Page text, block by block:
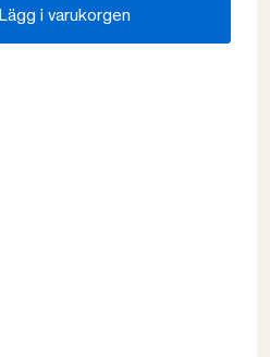
Lägg i varukorgen